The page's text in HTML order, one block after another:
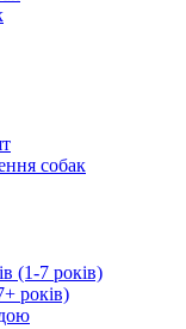
собак
(1-7 років)
років)